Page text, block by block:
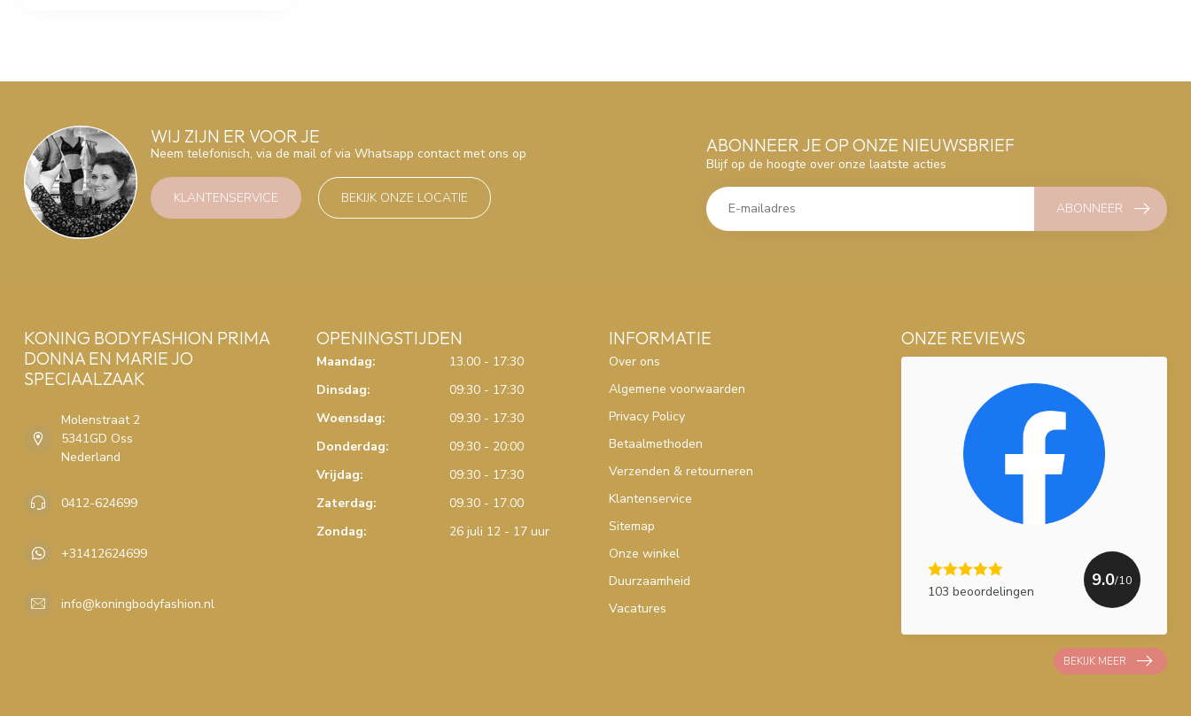
WIJ ZIJN ER VOOR JE
Neem telefonisch, via de mail of via Whatsapp contact met ons op
KLANTENSERVICE BEKIJK ONZE LOCATIE
ABONNEER JE OP ONZE NIEUWSBRIEF
Blijf op de hoogte over onze laatste acties
ABONNEER
KONING BODYFASHION PRIMA
DONNA EN MARIE JO
SPECIAALZAAK
Molenstraat 2
5341GD Oss
Nederland
0412-624699
+31412624699
info@koningbodyfashion.nl
OPENINGSTIJDEN
Maandag:
13.00 - 17:30
Dinsdag:
09:30 - 17:30
Woensdag:
09.30 - 17:30
Donderdag:
09:30 - 20:00
Vrijdag:
09:30 - 17:30
Zaterdag:
09.30 - 17.00
Zondag:
26 juli 12 - 17 uur
INFORMATIE
Over ons
Algemene voorwaarden
Privacy Policy
Betaalmethoden
Verzenden & retourneren
Klantenservice
Sitemap
Onze winkel
Duurzaamheid
Vacatures
ONZE REVIEWS
103 beoordelingen
9.0/10
BEKIJK MEER